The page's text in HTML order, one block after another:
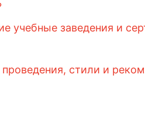
учебные заведения и
стили и